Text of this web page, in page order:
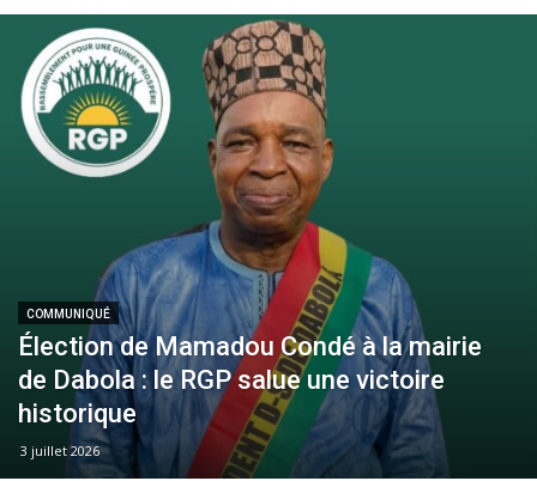
COMMUNIQUÉ
Élection de Mamadou Condé à la mairie
de Dabola : le RGP salue une victoire
historique
3 juillet 2026